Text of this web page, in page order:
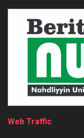
Web Traffic